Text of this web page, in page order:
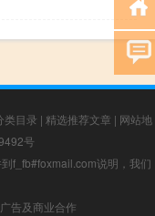
类目录 | 精选推荐文章 | 网站地
号
f_fb#foxmail.com说明，我们
告及商业合作